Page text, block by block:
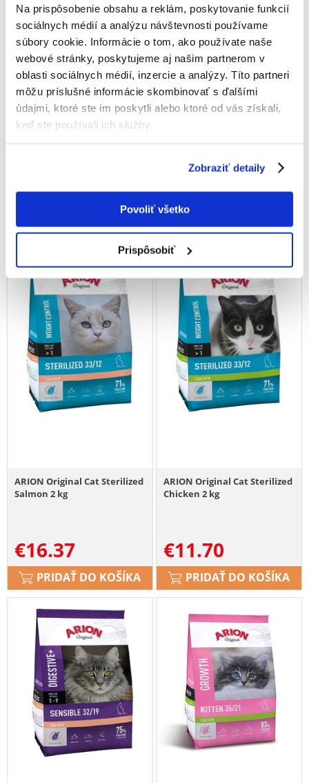
Na prispôsobenie obsahu a reklám, poskytovanie funkcií
sociálnych médií a analýzu návštevnosti používame
súbory cookie. Informácie o tom, ako používate naše
webové stránky, poskytujeme aj našim partnerom v
oblasti sociálnych médií, inzercie a analýzy. Títo partneri
môžu príslušné informácie skombinovať s ďalšími
údajmi, ktoré ste im poskytli alebo ktoré od vás získali,
keď ste používali ich služby.
Zobraziť detaily
Povoliť všetko
Prispôsobiť
ARION Original Fit 7,5 kg
€32.54
PRIDAŤ DO KOŠÍKA
€14.63
(7.32 € / kg)
PRIDAŤ DO KOŠÍKA
ARION Original Cat Sterilized
Salmon 2 kg
€16.37
PRIDAŤ DO KOŠÍKA
ARION Original Cat Sterilized
Chicken 2 kg
€11.70
PRIDAŤ DO KOŠÍKA